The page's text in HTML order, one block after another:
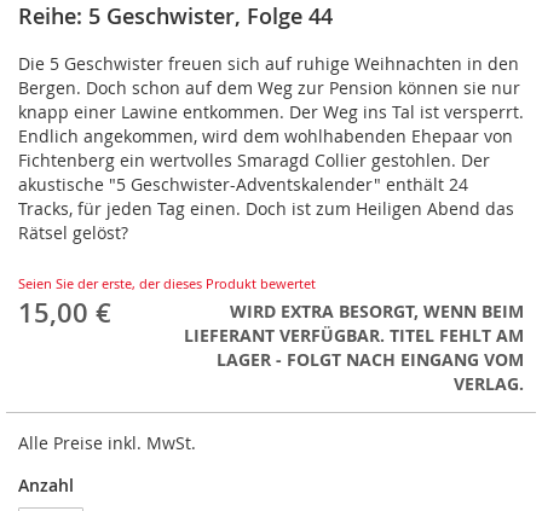
Reihe: 5 Geschwister, Folge 44
Die 5 Geschwister freuen sich auf ruhige Weihnachten in den
Bergen. Doch schon auf dem Weg zur Pension können sie nur
knapp einer Lawine entkommen. Der Weg ins Tal ist versperrt.
Endlich angekommen, wird dem wohlhabenden Ehepaar von
Fichtenberg ein wertvolles Smaragd Collier gestohlen. Der
akustische "5 Geschwister-Adventskalender" enthält 24
Tracks, für jeden Tag einen. Doch ist zum Heiligen Abend das
Rätsel gelöst?
Seien Sie der erste, der dieses Produkt bewertet
15,00 €
WIRD EXTRA BESORGT, WENN BEIM
LIEFERANT VERFÜGBAR. TITEL FEHLT AM
LAGER - FOLGT NACH EINGANG VOM
VERLAG.
Alle Preise inkl. MwSt.
Anzahl